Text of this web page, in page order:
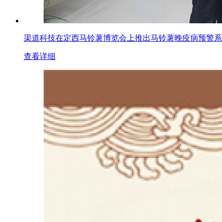
渠道科技在定西马铃薯博览会上推出马铃薯晚疫病预警
查看详细